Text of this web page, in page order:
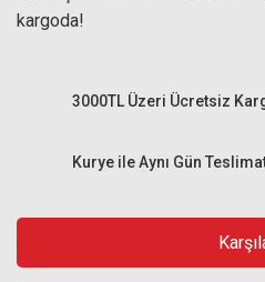
kargoda!
Kurye ile Aynı Gün
3000TL Üzeri Ücretsiz